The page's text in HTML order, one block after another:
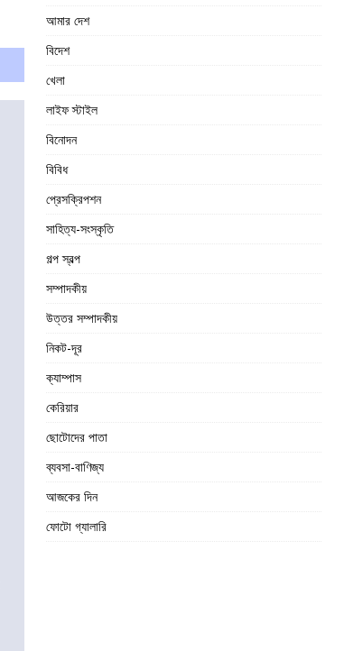
আমার দেশ
বিদেশ
খেলা
লাইফ স্টাইল
বিনোদন
বিবিধ
প্রেসক্রিপশন
সাহিত্য-সংস্কৃতি
গল্প স্বল্প
সম্পাদকীয়
উত্তর সম্পাদকীয়
নিকট-দূর
ক্যাম্পাস
কেরিয়ার
ছোটোদের পাতা
ব্যবসা-বাণিজ্য
আজকের দিন
ফোটো গ্যালারি